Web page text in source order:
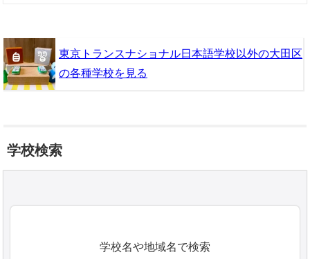
東京トランスナショナル日本語学校以外の大田区
の各種学校を見る
学校検索
学校名や地域名で検索